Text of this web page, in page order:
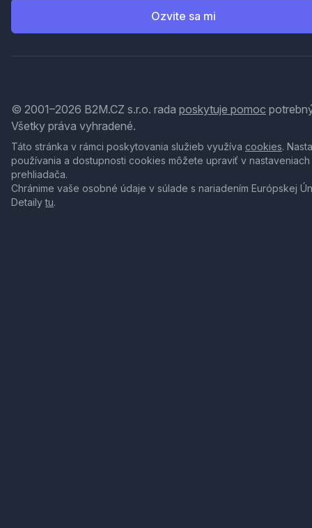
Ozvite sa mi
© 2001–2026 B2M.CZ s.r.o. rada poskytuje pomoc
Všetky práva vyhradené.
Táto stránka v rámci poskytovania služieb využíva cookies.
používania a dostupnosti cookies môžete upraviť v nastaveniach
prehliadača.
Chránime vaše osobné údaje v súlade s nariadením Európskej
Detailytu.